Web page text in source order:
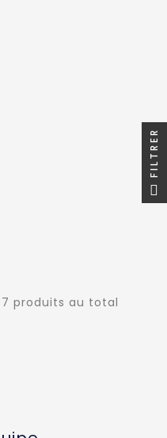
produits au total
FILTRER